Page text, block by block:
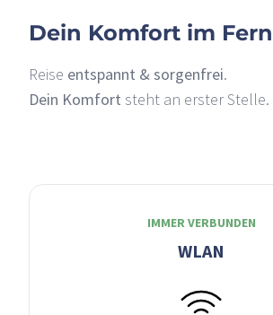
Dein Komfort im
Reise entspannt & sorgenfrei.
Dein Komfort steht an erster Stelle.
IMMER VERBUNDEN
WLAN